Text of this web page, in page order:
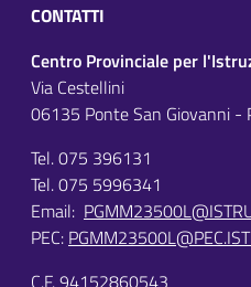
CONTATTI
Centro Provinciale per
Via Cestellini
06135 Ponte San Giovanni -
Tel. 075 396131
Tel. 075 5996341
Email:
PEC:
C.F. 94152860543